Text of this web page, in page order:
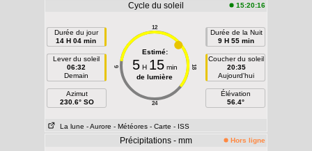
Cycle du soleil 15:20:16
Durée du jour
14 H 04 min
Lever du soleil
06:32
Demain
Azimut
230.6° SO
12
24
6 18
Estimé:
5H 15min
de lumière
Durée de la Nuit
9 H 55 min
Coucher du soleil
20:35
Aujourd'hui
Élévation
56.4°
La lune - Aurore - Météores - Carte - ISS
Précipitations - mm Hors ligne